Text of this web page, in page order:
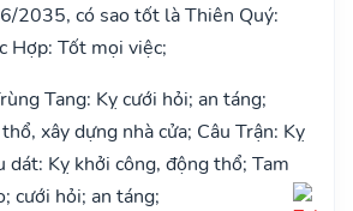
2035, có sao tốt là Thiên Quý:
Hợp: Tốt mọi việc;
Tang: Kỵ cưới hỏi; an táng;
xây dựng nhà cửa; Câu Trận: Kỵ
dát: Kỵ khởi công, động thổ; Tam
cưới hỏi; an táng;